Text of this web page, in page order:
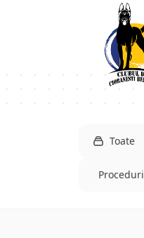
Toate
Proceduri